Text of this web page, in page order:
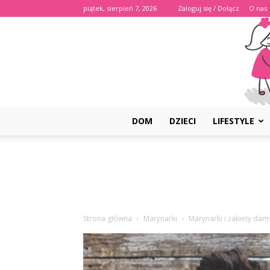
piątek, sierpień 7, 2026 Zaloguj się / Dołącz O nas
DOM DZIECI LIFESTYLE
Strona główna Marynarki Marynarki i żakiety